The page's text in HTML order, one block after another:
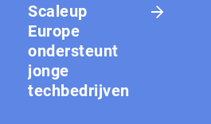
Scaleup
Europe
ondersteunt
jonge
techbedrijven